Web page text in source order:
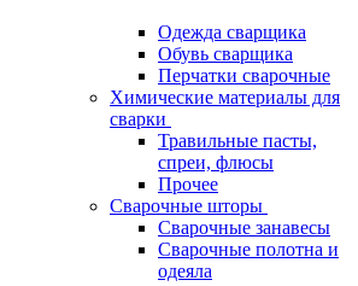
Одежда сварщика
Обувь сварщика
Перчатки сварочные
Химические материалы для
сварки
Травильные пасты,
спреи, флюсы
Прочее
Сварочные шторы
Сварочные занавесы
Сварочные полотна и
одеяла